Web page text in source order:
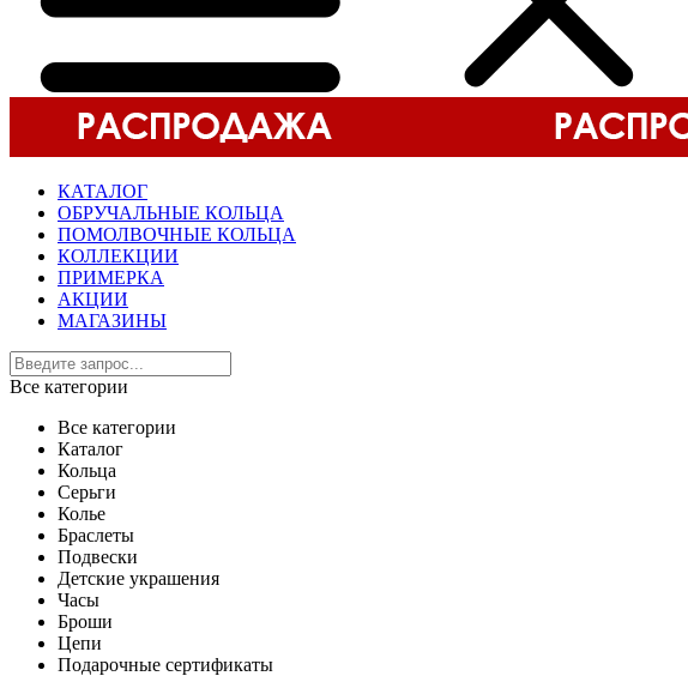
КАТАЛОГ
ОБРУЧАЛЬНЫЕ КОЛЬЦА
ПОМОЛВОЧНЫЕ КОЛЬЦА
КОЛЛЕКЦИИ
ПРИМЕРКА
АКЦИИ
МАГАЗИНЫ
Все категории
Все категории
Каталог
Кольца
Серьги
Колье
Браслеты
Подвески
Детские украшения
Часы
Броши
Цепи
Подарочные сертификаты